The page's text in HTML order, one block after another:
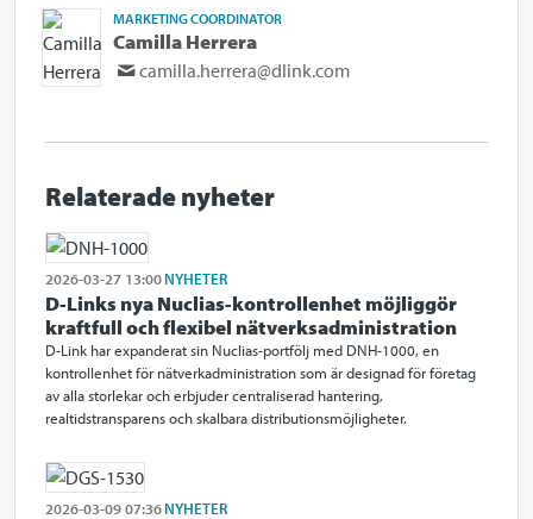
MARKETING COORDINATOR
Camilla Herrera
camilla.herrera@dlink.com
Relaterade nyheter
2026-03-27 13:00NYHETER
D-Links nya Nuclias-kontrollenhet möjliggör
kraftfull och flexibel nätverksadministration
D-Link har expanderat sin Nuclias-portfölj med DNH-1000, en
kontrollenhet för nätverkadministration som är designad för företag
av alla storlekar och erbjuder centraliserad hantering,
realtidstransparens och skalbara distributionsmöjligheter.
2026-03-09 07:36NYHETER